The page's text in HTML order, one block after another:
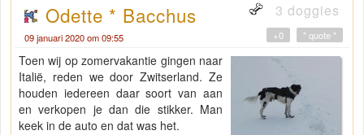
Odette * Bacchus 3 doggies
09 januari 2020 om 09:55 " quote "
+0
Toen wij op zomervakantie gingen naar
Italië, reden we door Zwitserland. Ze
houden iedereen daar soort van aan
en verkopen je dan die stikker. Man
keek in de auto en dat was het.